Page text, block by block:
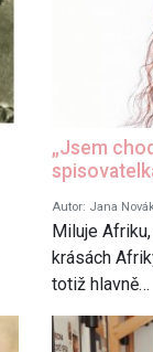
„Jsem
Autor: Jana
Miluje
krásách
totiž hlavně…